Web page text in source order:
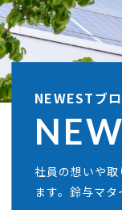
NEWESTブ
社員の想いや
ます。鈴与マタ